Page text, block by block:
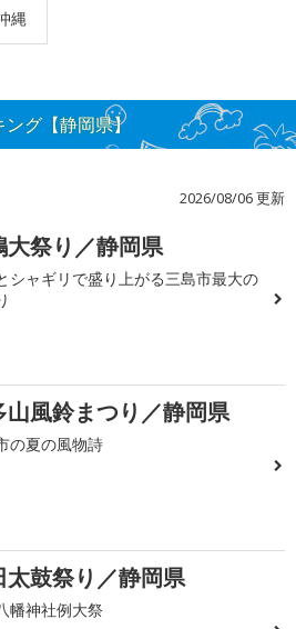
縄
グ【静岡県】
2026/08/06 更新
大祭り／静岡県
シャギリで盛り上がる三島市最大の
山風鈴まつり／静岡県
の夏の風物詩
太鼓祭り／静岡県
幡神社例大祭